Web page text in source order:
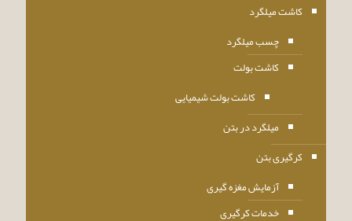
کاشت میلگرد
چسب میلگرد
کاشت بولت
کاشت بولت شیمیایی
میلگرد در بتن
کرگیری بتن
آزمایش مغزه گیری
خدمات کرگیری